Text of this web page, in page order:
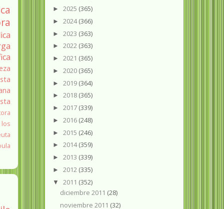
► 2025 (365)
► 2024(366)
► 2023 (363)
► 2022 (363)
► 2021 (365)
► 2020 (365)
► 2019 (364)
► 2018 (365)
► 2017 (339)
► 2016 (248)
► 2015 (246)
► 2014(359)
► 2013 (339)
► 2012 (335)
▼ 2011 (352)
diciembre 2011 (28)
noviembre 2011 (32)